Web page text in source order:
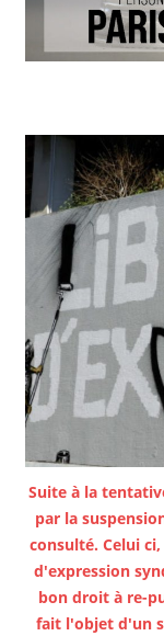
Suite à la
par la
consulté. Celui
d'expression
bon droit à re-
fait l'objet d'un